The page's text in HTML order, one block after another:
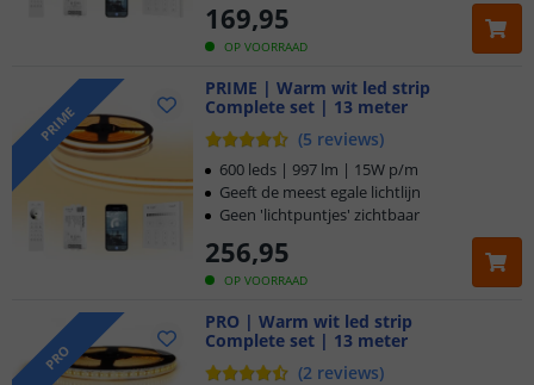
OP VOORRAAD
169,95
PRIME
PRIME | Warm wit led strip
Complete set | 13 meter
(5 reviews)
OP VOORRAAD
256,95
600 leds | 997 lm | 15W p/m
Geeft de meest egale lichtlijn
Geen 'lichtpuntjes' zichtbaar
PRO
PRO | Warm wit led strip
Complete set | 13 meter
(2 reviews)